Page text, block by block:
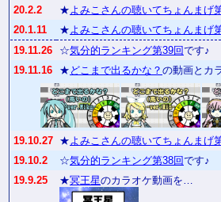
20.2.2
★よみこさんの聴いてちょんまげ
20.1.11
★よみこさんの聴いてちょんまげ
19.11.26
☆気分的ランキング第39回です♪
19.11.16
★ どこまで出るかな？ の動画とカ
19.10.27 ★よみこさんの聴いてちょんまげ
19.10.2
☆気分的ランキング第38回です♪
19.9.25
★冥王星のカラオケ動画を…